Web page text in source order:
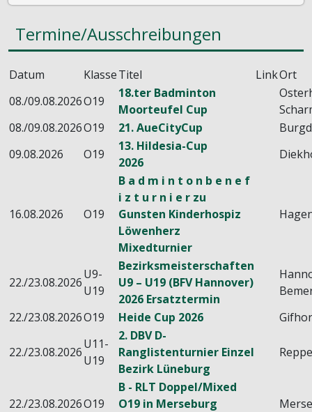
Termine/Ausschreibungen
Datum KlasseTitel LinkOrt
08./09.08.2026O19
18.ter Badminton
Moorteufel Cup
08./09.08.2026O19 21. AueCityCup
09.08.2026
O19
13. Hildesia-Cup
2026
16.08.2026 O19
B a d m i n t o n b e n e f
i z t u r n i e r zu
Gunsten Kinderhospiz
Löwenherz
Mixedturnier
22./23.08.2026
U9-
U19
Bezirksmeisterschaften
U9 – U19 (BFV Hannover)
2026 Ersatztermin
22./23.08.2026O19 Heide Cup 2026
22./23.08.2026
U11-
U19
2. DBV D-
Ranglistenturnier Einzel
Bezirk Lüneburg
22./23.08.2026O19
B - RLT Doppel/Mixed
O19 in Merseburg